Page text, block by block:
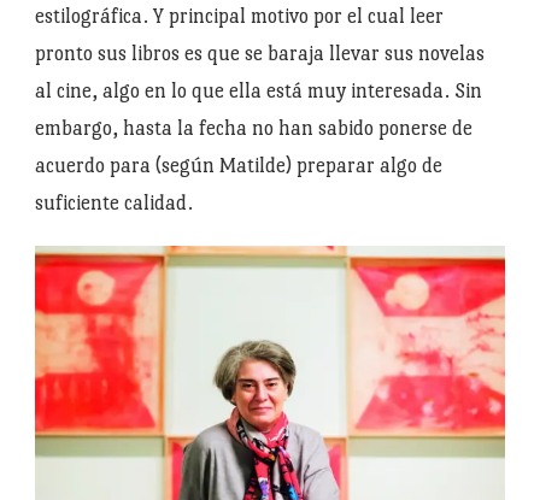
estilográfica. Y principal motivo por el cual leer
pronto sus libros es que se baraja llevar sus novelas
al cine, algo en lo que ella está muy interesada. Sin
embargo, hasta la fecha no han sabido ponerse de
acuerdo para (según Matilde) preparar algo de
suficiente calidad.